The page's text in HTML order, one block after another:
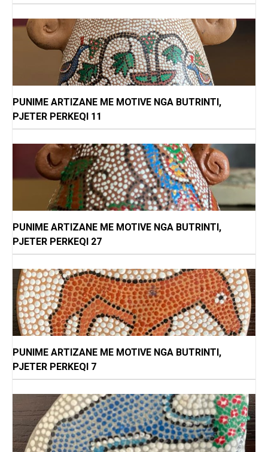
PUNIME ARTIZANE ME MOTIVE NGA BUTRINTI,
PJETER PERKEQI 11
PUNIME ARTIZANE ME MOTIVE NGA BUTRINTI,
PJETER PERKEQI 27
PUNIME ARTIZANE ME MOTIVE NGA BUTRINTI,
PJETER PERKEQI 7